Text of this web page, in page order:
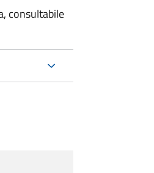
consultabile